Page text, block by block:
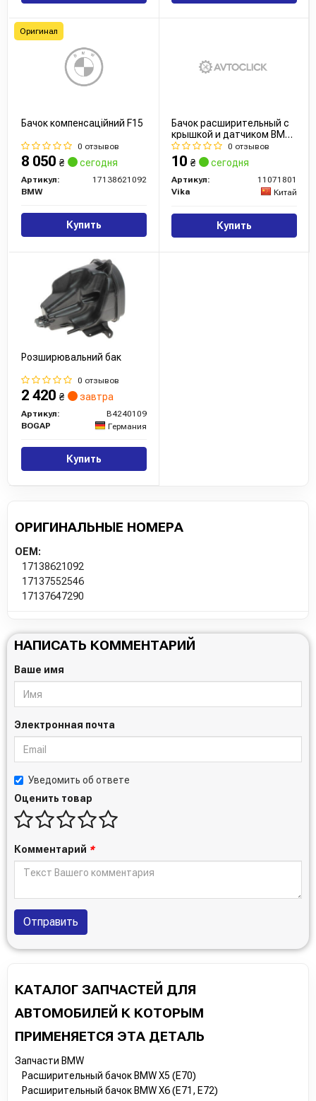
Бачок компенсаційний F15
0 отзывов
8 050 ₴ сегодня
Артикул:
17138621092
BMW
Купить
Оригинал
Бачок расширительный с
крышкой и датчиком BMW
X5, X6 (06-19) (11071801)
VIKA
0 отзывов
10 ₴ сегодня
Артикул:
11071801
Vika
Китай
Купить
Розширювальний бак
0 отзывов
2 420 ₴ завтра
Артикул:
B4240109
BOGAP
Германия
Купить
ОРИГИНАЛЬНЫЕ НОМЕРА
OEM:
17138621092
17137552546
17137647290
НАПИСАТЬ КОММЕНТАРИЙ
Ваше имя
Электронная почта
Уведомить об ответе
Оценить товар
Комментарий *
Отправить
КАТАЛОГ ЗАПЧАСТЕЙ ДЛЯ
АВТОМОБИЛЕЙ К КОТОРЫМ
ПРИМЕНЯЕТСЯ ЭТА ДЕТАЛЬ
Запчасти BMW
Расширительный бачок BMW X5 (E70)
Расширительный бачок BMW X6 (E71, E72)